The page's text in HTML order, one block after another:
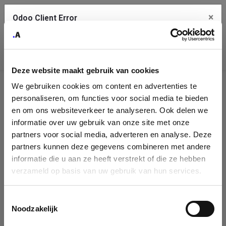
Deze website maakt gebruik van cookies
We gebruiken cookies om content en advertenties te
personaliseren, om functies voor social media te bieden
en om ons websiteverkeer te analyseren. Ook delen we
informatie over uw gebruik van onze site met onze
partners voor social media, adverteren en analyse. Deze
partners kunnen deze gegevens combineren met andere
informatie die u aan ze heeft verstrekt of die ze hebben
verzameld op basis van uw gebruik van hun services.
Noodzakelijk
Company
Identification
Please fill in your company details
You can search a company in our database by name, VAT or
enterprise ID. When a company is selected it will auto-complete the
form. If you don't find your company in our database, you can create
Odoo Client Error ×
service.
See details
Ok